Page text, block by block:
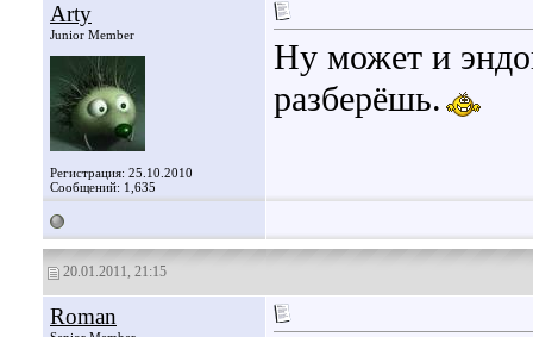
Arty
Junior Member
Регистрация: 25.10.2010
Сообщений: 1,635
Ну может и
разберёшь.
20.01.2011, 21:15
Roman